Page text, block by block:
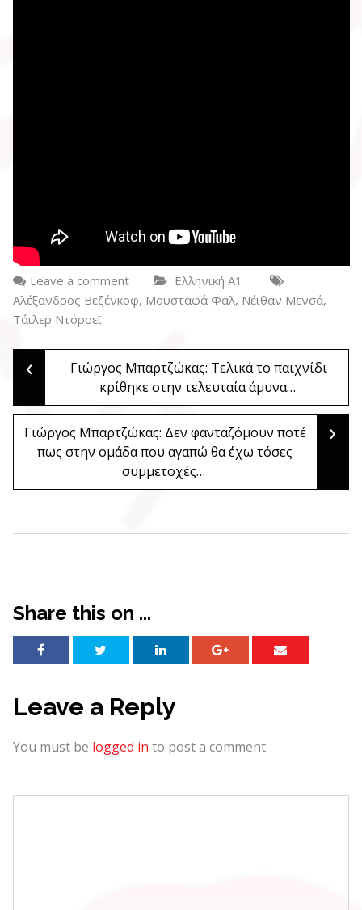
Leave a comment
Ελληνική Α1
Αλέξανδρος Βεζένκοφ, Μουσταφά Φαλ, Νέιθαν Μενσά,
Τάιλερ Ντόρσεϊ
Post
navigation
‹
Γιώργος Μπαρτζώκας: Τελικά το παιχνίδι
κρίθηκε στην τελευταία άμυνα…
Γιώργος Μπαρτζώκας: Δεν φανταζόμουν ποτέ
πως στην ομάδα που αγαπώ θα έχω τόσες
συμμετοχές…
›
Share this on ...
Leave a Reply
You must be logged in to post a comment.